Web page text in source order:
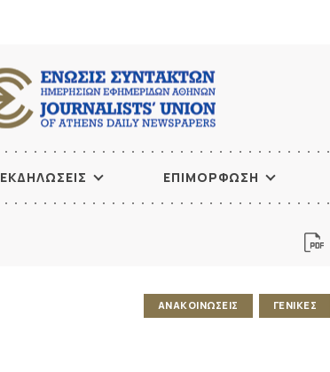
ΕΚΔΗΛΩΣΕΙΣ ΕΠΙΜΟΡΦΩΣΗ
ΑΝΑΚΟΙΝΩΣΕΙΣ ΓΕΝΙΚΕΣ